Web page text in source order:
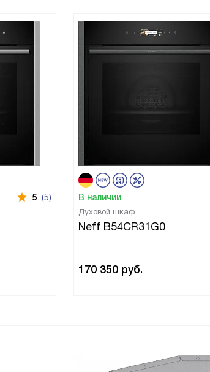
5 (5) В наличии
Духовой шкаф
Neff B54CR31G0
170 350 руб.